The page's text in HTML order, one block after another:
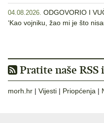
04.08.2026. ODGOVORIO I
‘Kao vojniku, žao mi je što
Pratite naše RSS
morh.hr | Vijesti | Priopćenja |